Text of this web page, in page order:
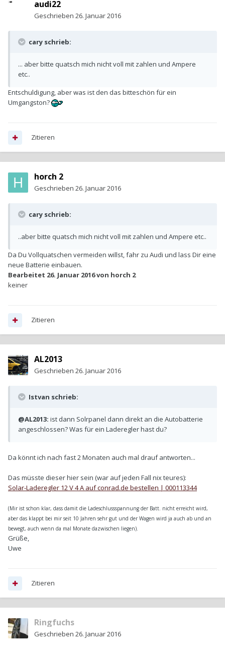
audi22
Geschrieben 26. Januar 2016
cary schrieb:
... aber bitte quatsch mich nicht voll mit zahlen und Ampere
etc..
Entschuldigung, aber was ist den das bitteschön für ein
Umgangston?
Zitieren
horch 2
Geschrieben 26. Januar 2016
cary schrieb:
..aber bitte quatsch mich nicht voll mit zahlen und Ampere etc..
Da Du Vollquatschen vermeiden willst, fahr zu Audi und lass Dir eine
neue Batterie einbauen.
Bearbeitet 26. Januar 2016von horch 2
keiner
Zitieren
AL2013
Geschrieben 26. Januar 2016
Istvan schrieb:
@AL2013: ist dann Solrpanel dann direkt an die Autobatterie
angeschlossen? Was für ein Laderegler hast du?
Da könnt ich nach fast 2 Monaten auch mal drauf antworten...
Das müsste dieser hier sein (war auf jeden Fall nix teures):
Solar-Laderegler 12 V 4 A auf conrad.de bestellen | 000113344
(Mir ist schon klar, dass damit die Ladeschlussspannung der Batt. nicht erreicht wird,
aber das klappt bei mir seit 10 Jahren sehr gut und der Wagen wird ja auch ab und an
bewegt, auch wenn da mal Monate dazwischen liegen).
Grüße,
Uwe
Zitieren
Ringfuchs
Geschrieben 26. Januar 2016